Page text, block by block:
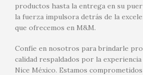
productos hasta la entrega en su
la fuerza impulsora detrás de la
que ofrecemos en M&M.
Confíe en nosotros para brindarle
calidad respaldados por la
Nice México. Estamos